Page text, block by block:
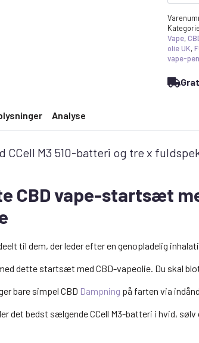
Kit
-
3x
CBD
Vape
&
CCell
Vape,
olie UK,
vape-
Analyse
CCell M3 510-batteri og tre x
CBD vape-startsæt
til dem, der leder efter en genopladelig
dette startsæt med CBD-vapeolie. Du skal
bare simpel CBD Dampning på farten via
det bedst sælgende CCell M3-batteri i hvid,